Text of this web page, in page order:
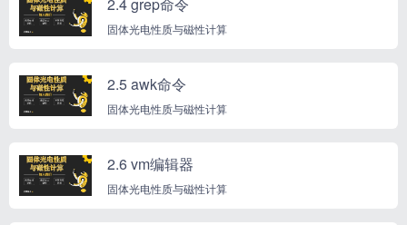
固体光电性质与磁性计算
2.5 awk命令
固体光电性质与磁性计算
2.6 vm编辑器
固体光电性质与磁性计算